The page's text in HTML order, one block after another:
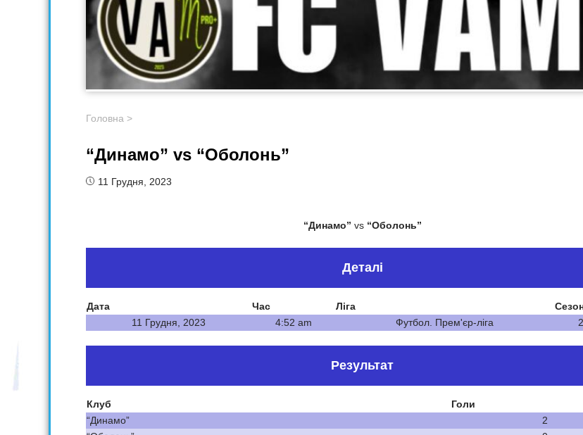
Головна >
“Динамо” vs “Оболонь”
11 Грудня, 2023
“Динамо” vs “Оболонь”
Деталі
Дата Час Ліга
11 Грудня, 2023
4:52 am Футбол. Прем'єр-ліга
Результат
Клуб
Голи
“Динамо”
2